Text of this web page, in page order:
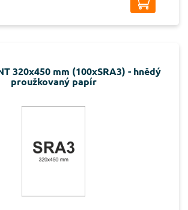
320x450 mm (100xSRA3) - hnědý
proužkovaný papír